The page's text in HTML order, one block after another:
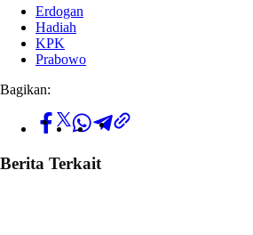
Erdogan
Hadiah
KPK
Prabowo
Bagikan:
Berita Terkait